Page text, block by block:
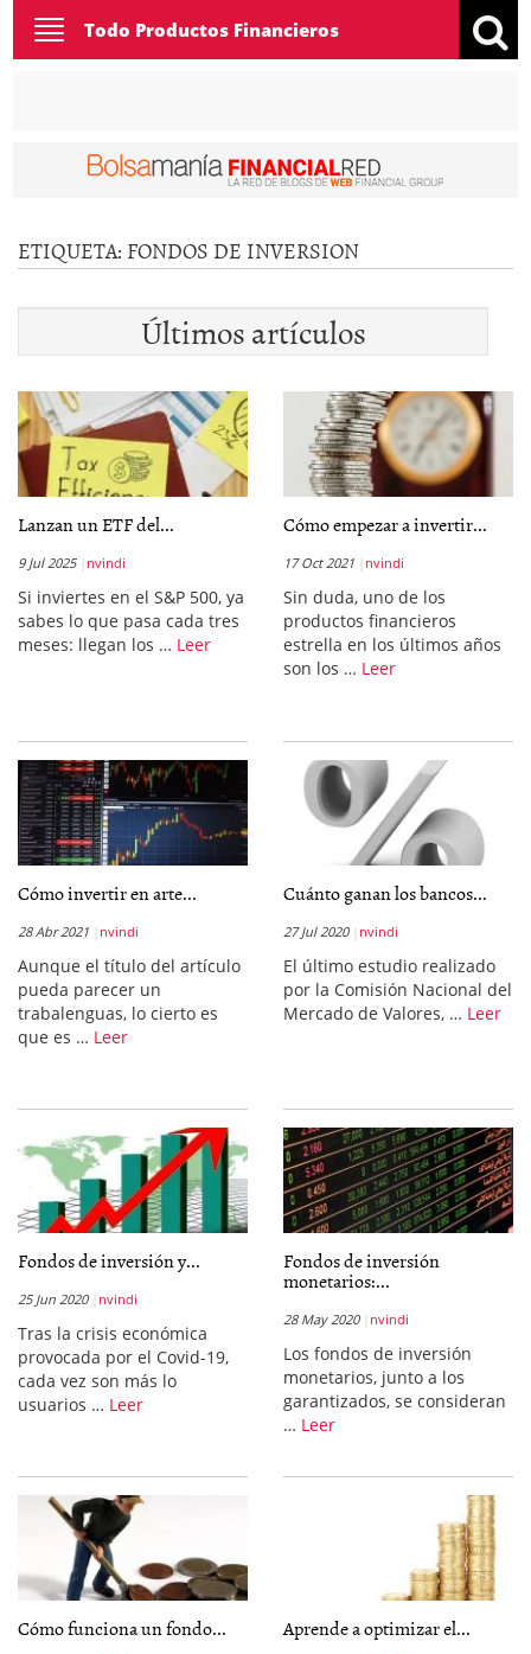
Toggle
navigation
Todo Productos Financieros
ETIQUETA: FONDOS DE INVERSION
Últimos artículos
Lanzan un ETF del...
9 Jul 2025 nvindi
Si inviertes en el S&P 500, ya
sabes lo que pasa cada tres
meses: llegan los … Leer
Cómo empezar a invertir...
17 Oct 2021 nvindi
Sin duda, uno de los
productos financieros
estrella en los últimos años
son los … Leer
Cómo invertir en arte...
28 Abr 2021 nvindi
Aunque el título del artículo
pueda parecer un
trabalenguas, lo cierto es
que es … Leer
Cuánto ganan los bancos...
27 Jul 2020 nvindi
El último estudio realizado
por la Comisión Nacional del
Mercado de Valores, … Leer
Fondos de inversión y...
25 Jun 2020 nvindi
Tras la crisis económica
provocada por el Covid-19,
cada vez son más lo
usuarios … Leer
Fondos de inversión
monetarios:...
28 May 2020 nvindi
Los fondos de inversión
monetarios, junto a los
garantizados, se consideran
… Leer
Cómo funciona un fondo... Aprende a optimizar el...